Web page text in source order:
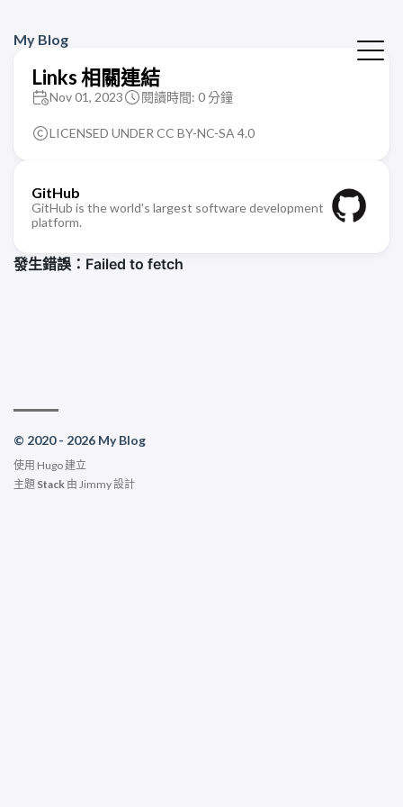
My Blog
Links 相關連結
Nov 01, 2023 閱讀時間: 0 分鐘
LICENSED UNDER CC BY-NC-SA 4.0
GitHub
GitHub is the world's largest software development
platform.
© 2020 - 2026 My Blog
使用 Hugo建立
主題 Stack 由 Jimmy設計